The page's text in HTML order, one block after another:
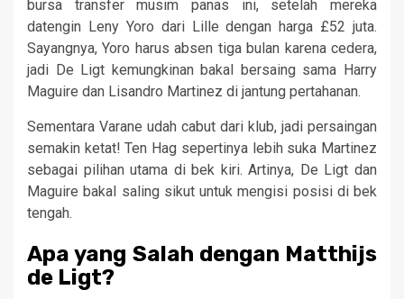
bursa transfer musim panas ini, setelah mereka
datengin Leny Yoro dari Lille dengan harga £52 juta.
Sayangnya, Yoro harus absen tiga bulan karena cedera,
jadi De Ligt kemungkinan bakal bersaing sama Harry
Maguire dan Lisandro Martinez di jantung pertahanan.
Sementara Varane udah cabut dari klub, jadi persaingan
semakin ketat! Ten Hag sepertinya lebih suka Martinez
sebagai pilihan utama di bek kiri. Artinya, De Ligt dan
Maguire bakal saling sikut untuk mengisi posisi di bek
tengah.
Apa yang Salah dengan Matthijs
de Ligt?